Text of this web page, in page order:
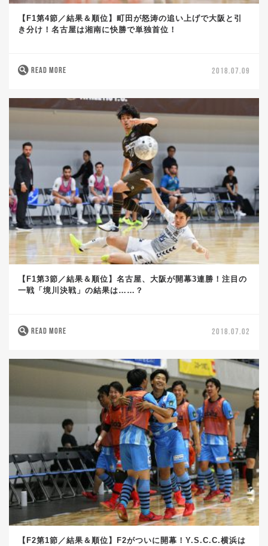
【F1第4節／結果＆順位】町田が怒涛の追い上げで大阪と引
き分け！名古屋は湘南に快勝で単独首位！
READ MORE 2018.07.09
【F1第3節／結果＆順位】名古屋、大阪が開幕3連勝！注目の
一戦「境川決戦」の結果は……？
READ MORE 2018.07.02
【F2第1節／結果＆順位】F2がついに開幕！Y.S.C.C.横浜は